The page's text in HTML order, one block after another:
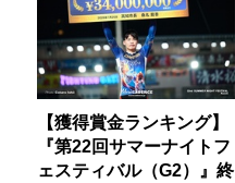
【獲得賞金ランキング】
『第22回サマーナイトフ
ェスティバル（G2）』終